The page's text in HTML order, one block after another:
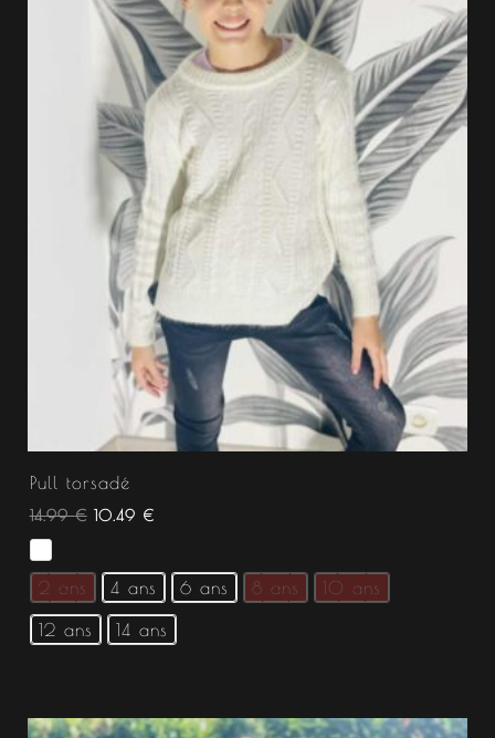
Pull torsadé
14.99€ 10.49 €
2 ans 4 ans 6 ans 8 ans 10 ans
12 ans 14 ans